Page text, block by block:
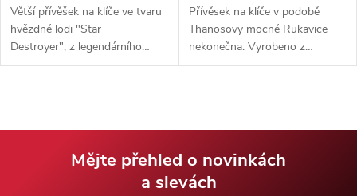
Větší přívěšek na klíče ve tvaru
hvězdné lodi "Star
Destroyer", z legendárního
filmového světa Star Wars.
Přívěsek na klíče v podobě
Thanosovy mocné Rukavice
nekonečna. Vyrobeno z
hliníkové slitiny, délka rukavice
Mějte přehled o novinkách
a slevách